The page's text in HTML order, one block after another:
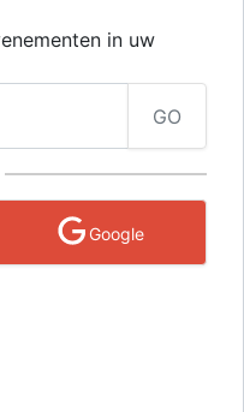
in uw
GO
Google